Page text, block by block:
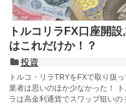
トルコリラFX口座開設
はこれだけか！？
投資
トルコ・リラTRYをFXで取り扱
業者は思いのほか少なかった！ ト
ラは高金利通貨でスワップ狙いの